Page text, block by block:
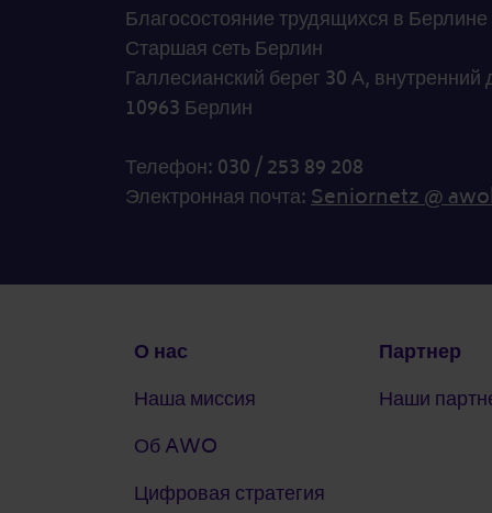
Благосостояние трудящихся в Берлине
Старшая сеть Берлин
Галлесианский берег 30 А, внутренний
10963 Берлин
Телефон: 030 / 253 89 208
Электронная почта:Seniornetz @
Подвал
О нас
Наша миссия
Об AWO
Цифровая стратегия
Партнер
Наши